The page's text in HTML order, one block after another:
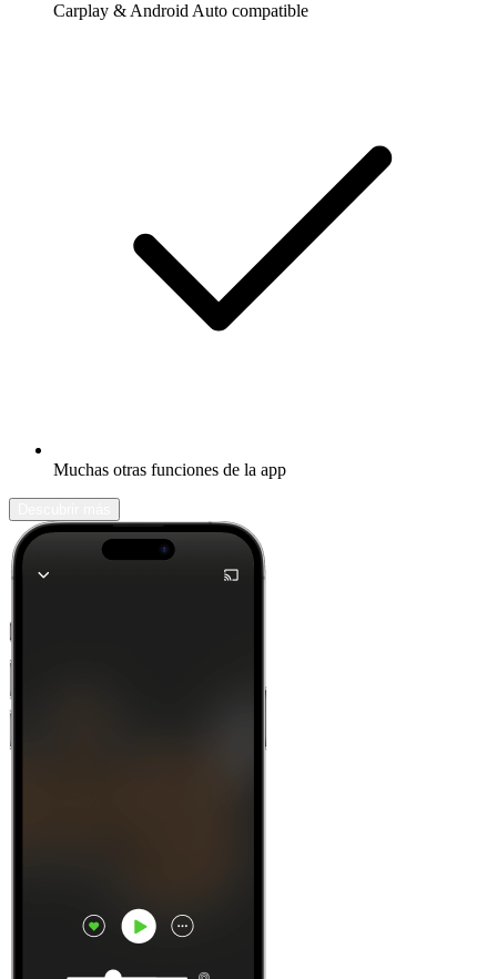
Carplay & Android Auto compatible
Muchas otras funciones de la app